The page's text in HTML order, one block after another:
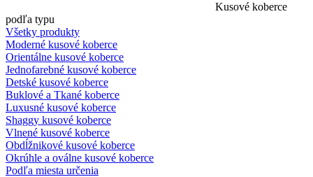
Kusové koberce
podľa typu
Všetky produkty
Moderné kusové koberce
Orientálne kusové koberce
Jednofarebné kusové koberce
Detské kusové koberce
Buklové a Tkané koberce
Luxusné kusové koberce
Shaggy kusové koberce
Vlnené kusové koberce
Obdĺžnikové kusové koberce
Okrúhle a oválne kusové koberce
Podľa miesta určenia